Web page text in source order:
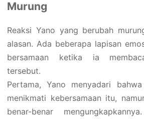
Murung
Reaksi Yano yang berubah
alasan. Ada beberapa lapisan
bersamaan ketika ia
tersebut.
Pertama, Yano menyadari
menikmati kebersamaan itu,
benar-benar